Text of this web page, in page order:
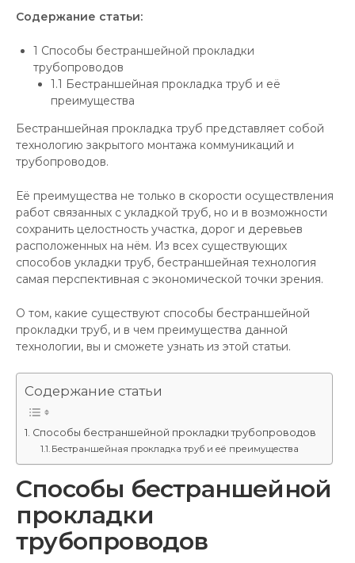
Содержание статьи:
1 Способы бестраншейной прокладки
трубопроводов
1.1 Бестраншейная прокладка труб и её
преимущества
Бестраншейная прокладка труб представляет собой
технологию закрытого монтажа коммуникаций и
трубопроводов.
Её преимущества не только в скорости осуществления
работ связанных с укладкой труб, но и в возможности
сохранить целостность участка, дорог и деревьев
расположенных на нём. Из всех существующих
способов укладки труб, бестраншейная технология
самая перспективная с экономической точки зрения.
О том, какие существуют способы бестраншейной
прокладки труб, и в чем преимущества данной
технологии, вы и сможете узнать из этой статьи.
Содержание статьи
Способы бестраншейной прокладки трубопроводов
Бестраншейная прокладка труб и её преимущества
Способы бестраншейной
прокладки
трубопроводов